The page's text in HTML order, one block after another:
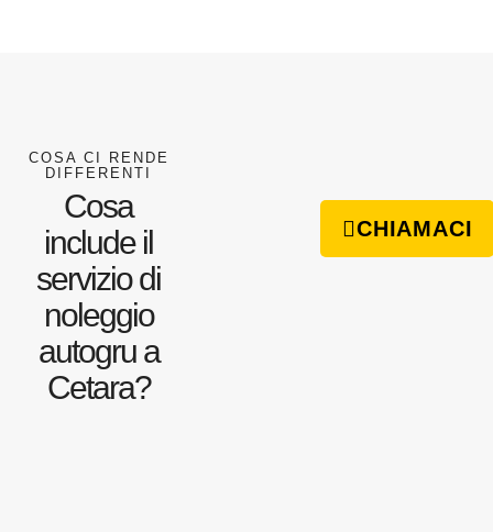
COSA CI RENDE
DIFFERENTI
Cosa
include il
servizio di
noleggio
autogru a
Cetara?
CHIAMACI